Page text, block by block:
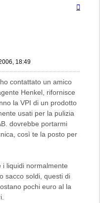
18:49
contattato un amico
Henkel, rifornisce
la VPI di un prodotto
usati per la pulizia
dovrebbe portarmi
così te la posto per
i liquidi normalmente
sacco soldi, questi di
pochi euro al la